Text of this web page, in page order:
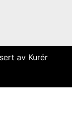
av Kurér